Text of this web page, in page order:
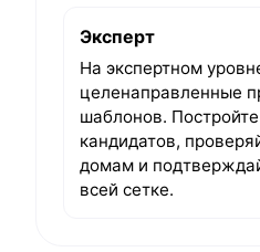
Эксперт
На экспертном
целенаправленные
шаблонов.
кандидатов,
домам и
всей сетке.